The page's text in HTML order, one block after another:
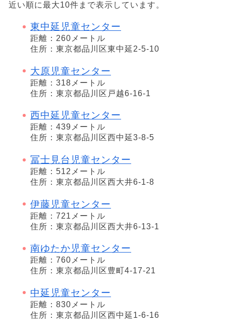
近い順に最大10件まで表示しています。
東中延児童センター
距離：260メートル
住所：東京都品川区東中延2-5-10
大原児童センター
距離：318メートル
住所：東京都品川区戸越6-16-1
西中延児童センター
距離：439メートル
住所：東京都品川区西中延3-8-5
冨士見台児童センター
距離：512メートル
住所：東京都品川区西大井6-1-8
伊藤児童センター
距離：721メートル
住所：東京都品川区西大井6-13-1
南ゆたか児童センター
距離：760メートル
住所：東京都品川区豊町4-17-21
中延児童センター
距離：830メートル
住所：東京都品川区西中延1-6-16